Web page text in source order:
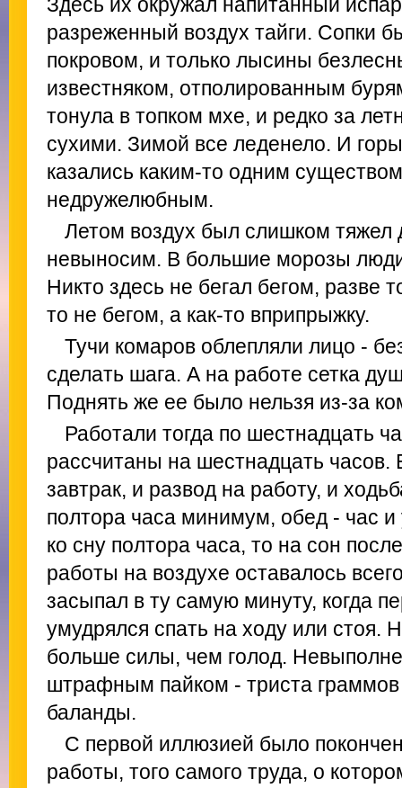
разреженный воздух тайги. Сопки
покровом, и только лысины
известняком, отполированным
тонула в топком мхе, и редко за
сухими. Зимой все леденело. И
казались каким-то одним
недружелюбным.
Летом воздух был слишком тяжел
невыносим. В большие морозы
Никто здесь не бегал бегом, разве
то не бегом, а как-то вприпрыжку.
Тучи комаров облепляли лицо -
сделать шага. А на работе сетка
Поднять же ее было нельзя из-за
Работали тогда по шестнадцать
рассчитаны на шестнадцать часов.
завтрак, и развод на работу, и
полтора часа минимум, обед - час
ко сну полтора часа, то на сон
работы на воздухе оставалось
засыпал в ту самую минуту, когда
умудрялся спать на ходу или стоя.
больше силы, чем голод.
штрафным пайком - триста граммов
баланды.
С первой иллюзией было
работы, того самого труда, о